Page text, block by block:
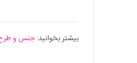
بیشتر بخوانید:جنس و طرح